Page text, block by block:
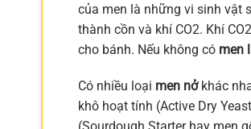
của men là những vi sinh vật
thành cồn và khí CO2. Khí
cho bánh. Nếu không có men
Có nhiều loại men nởkhác
khô hoạt tính (Active Dry